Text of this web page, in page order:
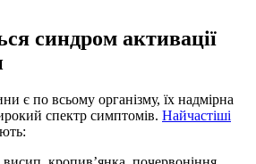
синдром активації
є по всьому організму, їх надмірна
спектр симптомів. Найчастіші